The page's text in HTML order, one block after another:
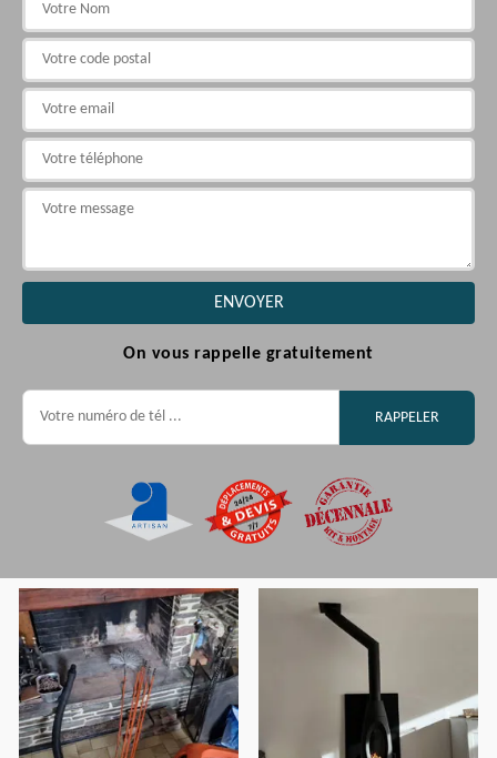
On vous rappelle gratuitement